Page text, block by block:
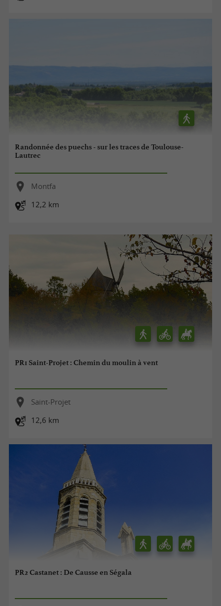
Randonnée des puechs - sur les traces de Toulouse-
Lautrec
Montfa
12,2 km
PR1 Saint-Projet : Chemin du moulin à vent
Saint-Projet
12,6 km
PR2 Castanet : De Causse en Ségala